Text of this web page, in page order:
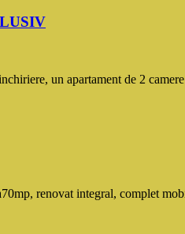
un apartament de 2 camere
renovat integral, complet